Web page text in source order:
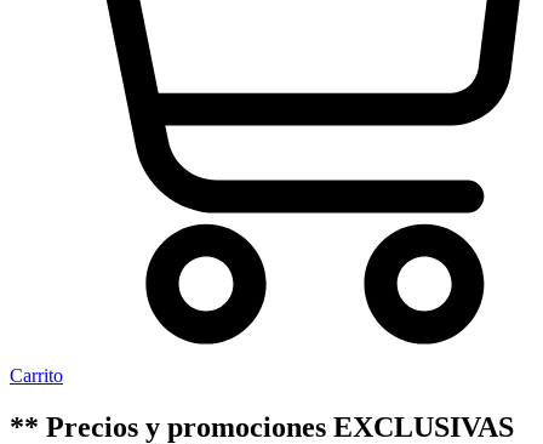
Carrito
** Precios y promociones EXCLUSIVAS